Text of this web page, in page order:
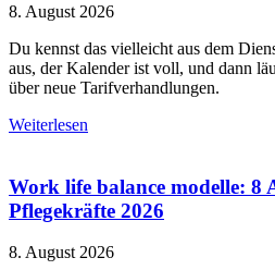
8. August 2026
Du kennst das vielleicht aus dem
aus, der Kalender ist voll, und dann
über neue Tarifverhandlungen.
Weiterlesen
Work life balance modelle: 8
Pflegekräfte 2026
8. August 2026